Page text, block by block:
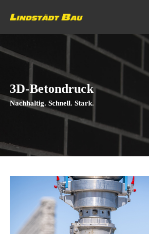
3D-Betondruck
Nachhaltig. Schnell. Stark.